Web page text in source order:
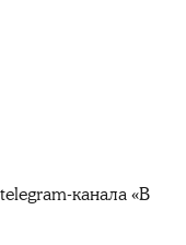
канала «В